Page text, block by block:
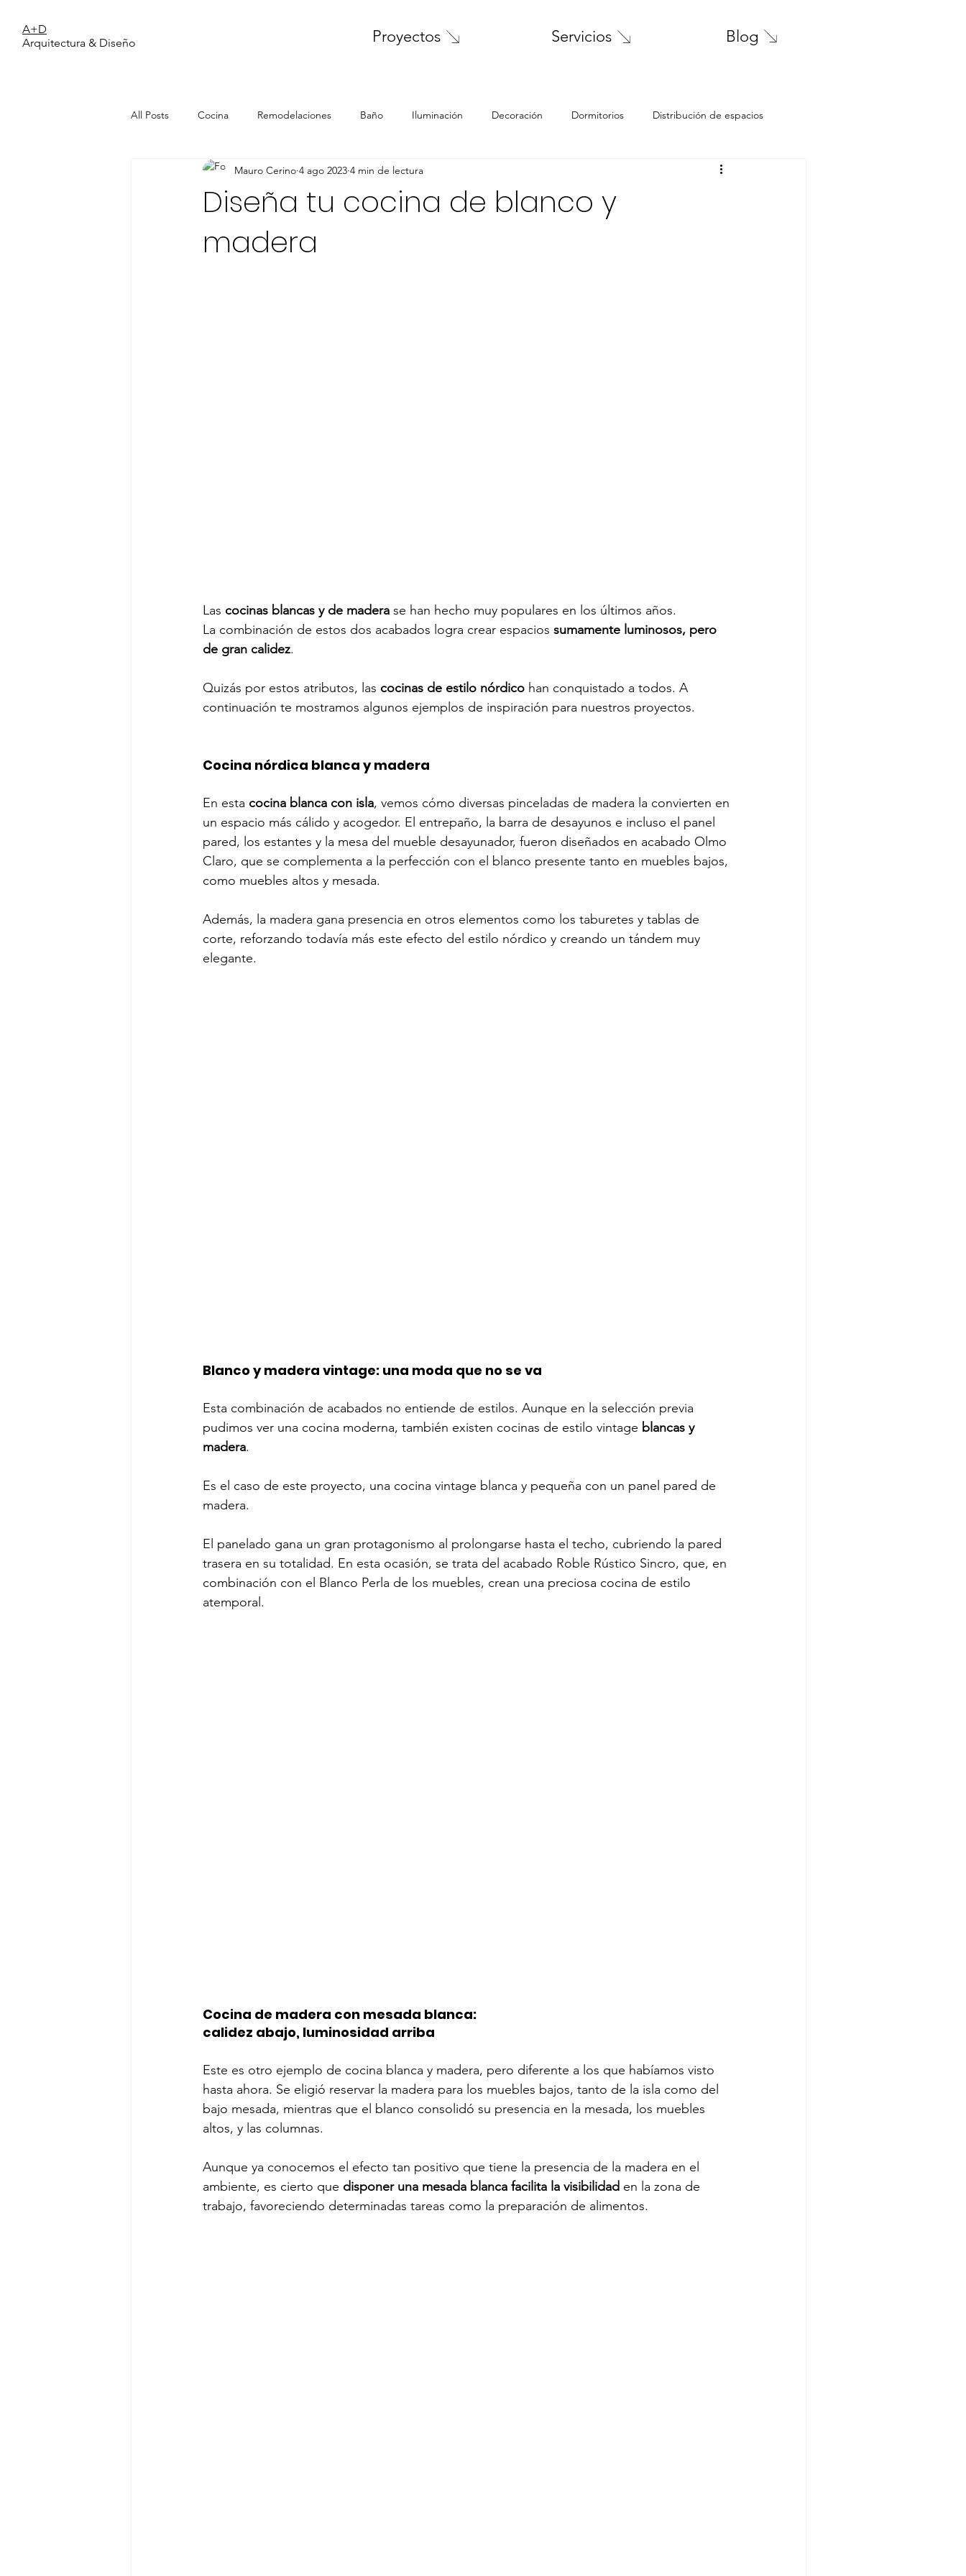
Blog
Servicios
Proyectos
Arquitectura & Diseño
A+D
All Posts Cocina Remodelaciones Baño Iluminación Decoración Dormitorios Distribución de espacios
Living/Estar Cerramientos Materiales Patio
Color y Pinturas
Diseña tu cocina de blanco y
madera
Mauro Cerino 4 ago 2023 4 min de lectura
Las cocinas blancas y de madera se han hecho muy populares en los últimos años.
La combinación de estos dos acabados logra crear espacios sumamente luminosos, pero
de gran calidez.
Quizás por estos atributos, las cocinas de estilo nórdico han conquistado a todos. A
continuación te mostramos algunos ejemplos de inspiración para nuestros proyectos.
Cocina nórdica blanca y madera
En esta cocina blanca con isla, vemos cómo diversas pinceladas de madera la convierten en
un espacio más cálido y acogedor. El entrepaño, la barra de desayunos e incluso el panel
pared, los estantes y la mesa del mueble desayunador, fueron diseñados en acabado Olmo
Claro, que se complementa a la perfección con el blanco presente tanto en muebles bajos,
como muebles altos y mesada.
Además, la madera gana presencia en otros elementos como los taburetes y tablas de
corte, reforzando todavía más este efecto del estilo nórdico y creando un tándem muy
elegante.
Blanco y madera vintage: una moda que no se va
Esta combinación de acabados no entiende de estilos. Aunque en la selección previa
pudimos ver una cocina moderna, también existen cocinas de estilo vintage blancas y
madera.
Es el caso de este proyecto, una cocina vintage blanca y pequeña con un panel pared de
madera.
El panelado gana un gran protagonismo al prolongarse hasta el techo, cubriendo la pared
trasera en su totalidad. En esta ocasión, se trata del acabado Roble Rústico Sincro, que, en
combinación con el Blanco Perla de los muebles, crean una preciosa cocina de estilo
atemporal.
Cocina de madera con mesada blanca:
calidez abajo, luminosidad arriba
Este es otro ejemplo de cocina blanca y madera, pero diferente a los que habíamos visto
hasta ahora. Se eligió reservar la madera para los muebles bajos, tanto de la isla como del
bajo mesada, mientras que el blanco consolidó su presencia en la mesada, los muebles
altos, y las columnas.
Aunque ya conocemos el efecto tan positivo que tiene la presencia de la madera en el
ambiente, es cierto que disponer una mesada blanca facilita la visibilidad en la zona de
trabajo, favoreciendo determinadas tareas como la preparación de alimentos.